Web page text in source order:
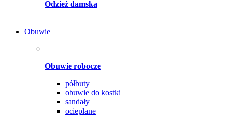
Odzież damska
Obuwie
Obuwie robocze
półbuty
obuwie do kostki
sandały
ocieplane